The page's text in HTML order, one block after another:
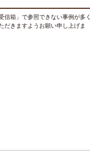
箱」で参照できない事例が多く
だきますようお願い申し上げま